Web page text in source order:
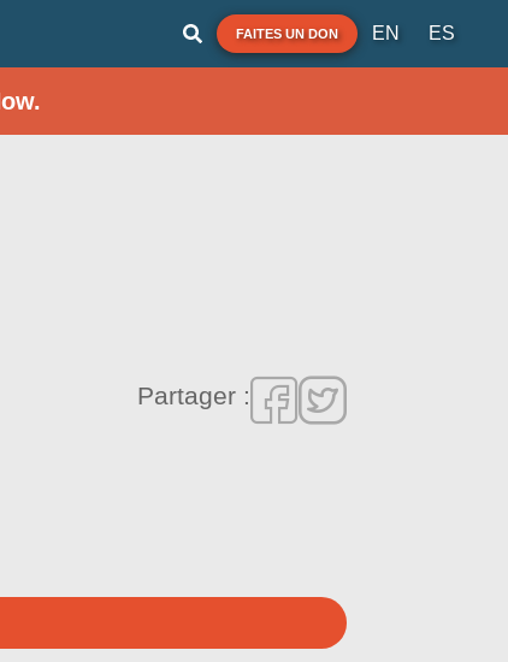
FAITES UN DON EN ES
Partager :